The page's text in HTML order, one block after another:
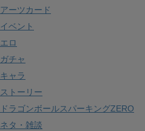
アーツカード
イベント
エロ
ガチャ
キャラ
ストーリー
ドラゴンボールスパーキングZERO
ネタ・雑談